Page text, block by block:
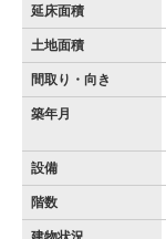
延床面積
土地面積
間取り・向き
築年月
設備
階数